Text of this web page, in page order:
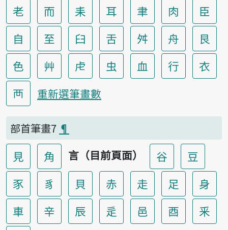
老
而 耒 耳 聿 肉
臣
自
至 臼 舌 舛 舟
艮
色
艸 虍 虫 血 行
衣
襾
重新選筆畫數
部首筆畫7 ¶
見 角 言（目前頁面） 谷
豆
豕
豸 貝 赤 走 足
身
車
辛 辰 辵 邑 酉
釆